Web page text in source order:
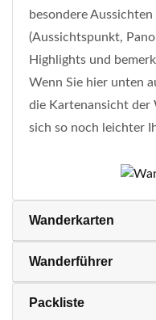
besondere
(Aussichtspunkt,
Highlights und
Wenn Sie hier unten
die Kartenansicht der
sich so noch leichter
Wanderkarten
Wanderführer
Packliste